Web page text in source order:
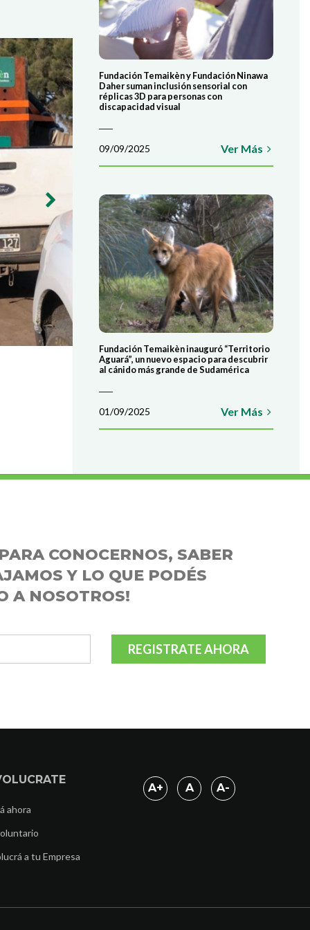
COLABORÁ
Fundación Temaikèn y Fundación Ninawa
Daher suman inclusión sensorial con
réplicas 3D para personas con
discapacidad visual
09/09/2025 Ver Más
Fundación Temaikèn inauguró “Territorio
Aguará”, un nuevo espacio para descubrir
al cánido más grande de Sudamérica
01/09/2025 Ver Más
CONOCERNOS, SABER
Y LO QUE PODÉS
A NOSOTROS!
REGISTRATE AHORA
ahora
a tu Empresa
A+ A A-